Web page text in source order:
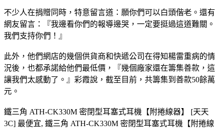
不少人在捐贈同時，特意留言道：願你們可以白頭偕老。還有
網友留言：『我邊看你們的報導邊哭，一定要挺過這道難關。
我們支持你們！』
此外，他們網店的幾個供貨商和快遞公司在得知楊雷重病的情
況後，也都承諾給他們最低價，『幾個廠家還在籌集善款，這
讓我們太感動了。』彩霞說，截至目前，共籌集到善款50餘萬
元。
鐵三角 ATH-CK330M 密閉型耳塞式耳機【附捲線器】 [天天
3C] 最便宜, 鐵三角 ATH-CK330M 密閉型耳塞式耳機【附捲線